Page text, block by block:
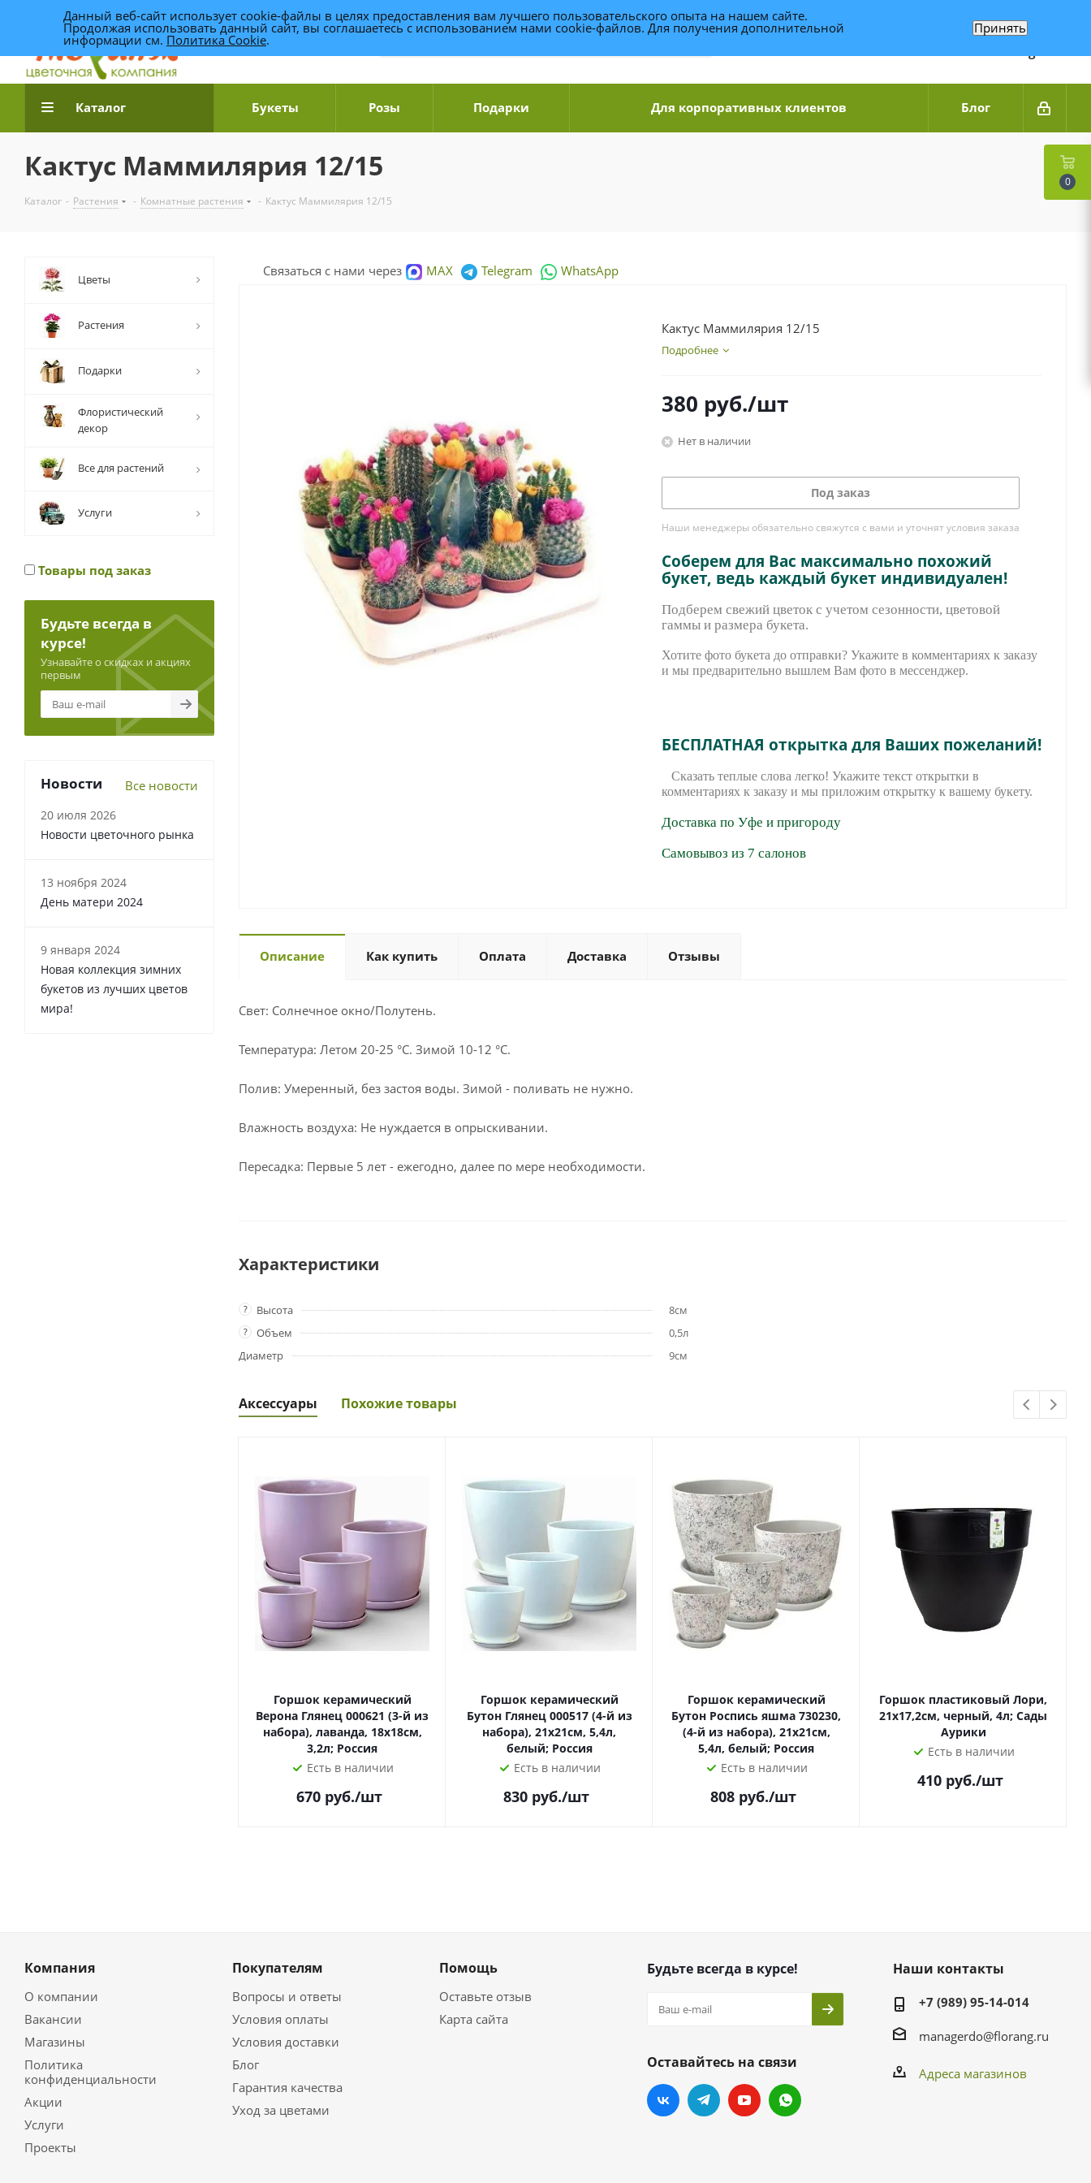
Доставка цветов по Уфе +7 (989) 95-14-014
Связаться по WhatsApp
Каталог Букеты Розы Подарки Для корпоративных клиентов Блог
Кактус Маммилярия 12/15
Каталог - Растения - Комнатные растения - Кактус Маммилярия 12/15
Связаться с нами через MAX Telegram WhatsApp
Кактус Маммилярия 12/15
Подробнее
380 руб./шт
Нет в наличии
Под заказ
Наши менеджеры обязательно свяжутся с вами и уточнят условия заказа
Соберем для Вас максимально похожий
букет, ведь каждый букет индивидуален!
Подберем свежий цветок с учетом сезонности, цветовой
гаммы и размера букета.
Хотите фото букета до отправки? Укажите в комментариях к заказу
и мы предварительно вышлем Вам фото в мессенджер.
БЕСПЛАТНАЯ открытка для Ваших пожеланий!
Сказать теплые слова легко! Укажите текст открытки в
комментариях к заказу и мы приложим открытку к вашему букету.
Доставка по Уфе и пригороду
Самовывоз из 7 салонов
Описание Как купить Оплата Доставка Отзывы
Свет: Солнечное окно/Полутень.
Температура: Летом 20-25 °С. Зимой 10-12 °С.
Полив: Умеренный, без застоя воды. Зимой - поливать не нужно.
Влажность воздуха: Не нуждается в опрыскивании.
Пересадка: Первые 5 лет - ежегодно, далее по мере необходимости.
Характеристики
? Высота 8см
? Объем
0,5л
Диаметр
9см
Аксессуары Похожие товары
Горшок керамический
Верона Глянец 000621 (3-й из
набора), лаванда, 18х18см,
3,2л; Россия
Есть в наличии
670 руб./шт
Горшок керамический
Бутон Глянец 000517 (4-й из
набора), 21х21см, 5,4л,
белый; Россия
Есть в наличии
830 руб./шт
Горшок керамический
Бутон Роспись яшма 730230,
(4-й из набора), 21х21см,
5,4л, белый; Россия
Есть в наличии
808 руб./шт
Горшок пластиковый Лори,
21х17,2см, черный, 4л; Сады
Аурики
Есть в наличии
410 руб./шт
Цветы
Растения
Подарки
Флористический
декор
Все для растений
Услуги
Товары под заказ
Будьте всегда в
курсе!
Узнавайте о скидках и акциях
первым
Новости Все новости
20 июля 2026
Новости цветочного рынка
13 ноября 2024
День матери 2024
9 января 2024
Новая коллекция зимних
букетов из лучших цветов
мира!
Компания
О компании
Вакансии
Магазины
Политика
конфиденциальности
Акции
Услуги
Проекты
Покупателям
Вопросы и ответы
Условия оплаты
Условия доставки
Блог
Гарантия качества
Уход за цветами
Помощь
Оставьте отзыв
Карта сайта
Будьте всегда в курсе!
Оставайтесь на связи
Наши контакты
+7 (989) 95-14-014
managerdo@florang.ru
Адреса магазинов
0
Данный веб-сайт использует cookie-файлы в целях предоставления вам лучшего пользовательского опыта на нашем сайте.
Продолжая использовать данный сайт, вы соглашаетесь с использованием нами cookie-файлов. Для получения дополнительной
информации см. Политика Cookie.
Принять